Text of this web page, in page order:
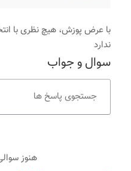
با عرض پوزش، هیچ نظری با
ندارد
سوال و جواب
هنوز